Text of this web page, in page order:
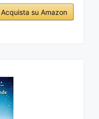
Acquista su Amazon